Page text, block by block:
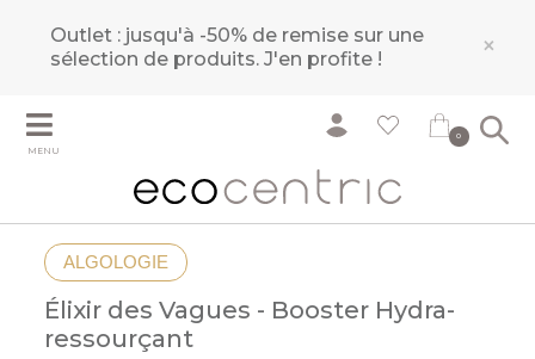
Outlet : jusqu'à -50% de remise sur une
sélection de produits.J'en profite ! ×
MENU
0
ALGOLOGIE
Élixir des Vagues - Booster Hydra-
ressourçant